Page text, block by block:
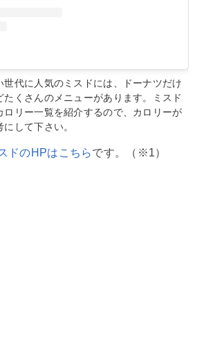
代に人気のミスドには、ドーナツだけ
くさんのメニューがあります。ミスド
ロリー一覧を紹介するので、カロリーが
して下さい。
ドのHPはこちらです。（※1）